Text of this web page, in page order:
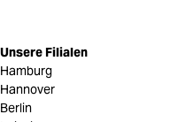
Unsere Filialen
Hamburg
Hannover
Berlin